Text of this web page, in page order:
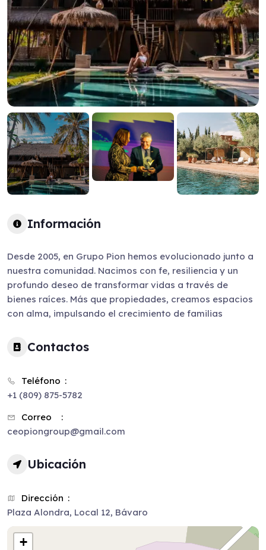
Información
Desde 2005, en Grupo Pion hemos evolucionado junto a
nuestra comunidad. Nacimos con fe, resiliencia y un
profundo deseo de transformar vidas a través de
bienes raíces. Más que propiedades, creamos espacios
con alma, impulsando el crecimiento de familias
Contactos
Teléfono
+1 (809) 875-5782
Correo
ceopiongroup@gmail.com
Ubicación
Dirección
Plaza Alondra, Local 12, Bávaro
+